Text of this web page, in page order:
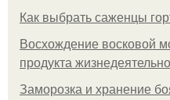
Как выбрать саженцы
Восхождение восковой
продукта
Заморозка и хранение